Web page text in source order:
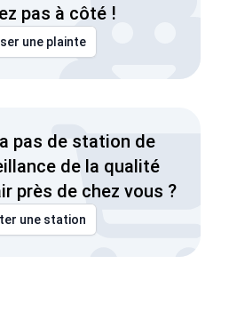
pas à côté !
une plainte
pas de station de
de la qualité
près de chez vous ?
une station